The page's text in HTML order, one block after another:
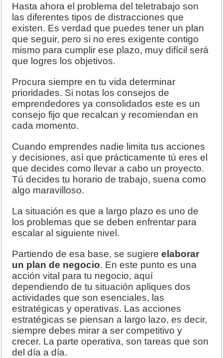
Hasta ahora el problema del teletrabajo son
las diferentes tipos de distracciones que
existen. Es verdad que puedes tener un plan
que seguir, pero si no eres exigente contigo
mismo para cumplir ese plazo, muy difícil será
que logres los objetivos.
Procura siempre en tu vida determinar
prioridades. Si notas los consejos de
emprendedores ya consolidados este es un
consejo fijo que recalcan y recomiendan en
cada momento.
Cuando emprendes nadie limita tus acciones
y decisiones, así que prácticamente tú eres el
que decides como llevar a cabo un proyecto.
Tú decides tu horario de trabajo, suena como
algo maravilloso.
La situación es que a largo plazo es uno de
los problemas que se deben enfrentar para
escalar al siguiente nivel.
Partiendo de esa base, se sugiereelaborar
un plan de negocio. En este punto es una
acción vital para tu negocio, aquí
dependiendo de tu situación apliques dos
actividades que son esenciales, las
estratégicas y operativas. Las acciones
estratégicas se piensan a largo lazo, es decir,
siempre debes mirar a ser competitivo y
crecer. La parte operativa, son tareas que son
del día a día.